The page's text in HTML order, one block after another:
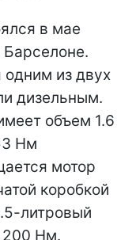
в мае
Барселоне.
из двух
дизельным.
объем 1.6
Нм
мотор
коробкой
литровый
200 Нм.